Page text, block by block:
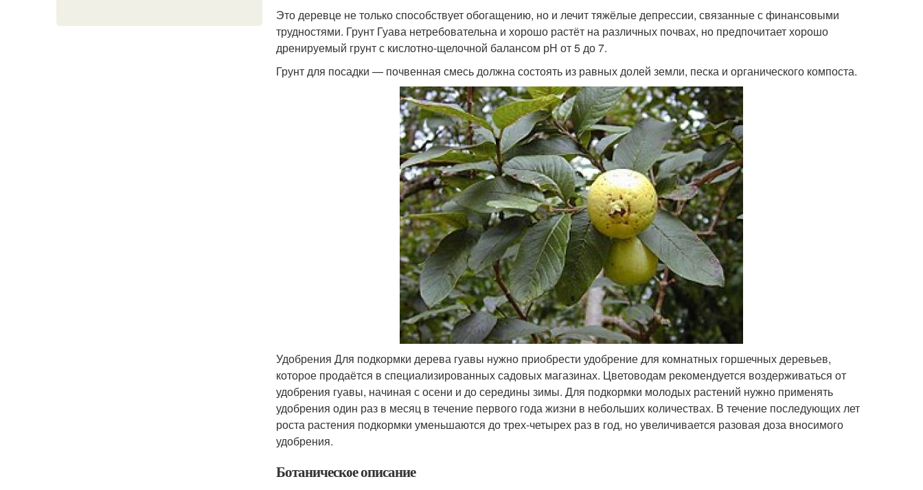
Это деревце не только способствует обогащению, но и лечит тяжёлые депрессии, связанные с финансовыми
трудностями. Грунт Гуава нетребовательна и хорошо растёт на различных почвах, но предпочитает хорошо
дренируемый грунт с кислотно-щелочной балансом рН от 5 до 7.
Грунт для посадки — почвенная смесь должна состоять из равных долей земли, песка и органического компоста.
Удобрения Для подкормки дерева гуавы нужно приобрести удобрение для комнатных горшечных деревьев,
которое продаётся в специализированных садовых магазинах. Цветоводам рекомендуется воздерживаться от
удобрения гуавы, начиная с осени и до середины зимы. Для подкормки молодых растений нужно применять
удобрения один раз в месяц в течение первого года жизни в небольших количествах. В течение последующих лет
роста растения подкормки уменьшаются до трех-четырех раз в год, но увеличивается разовая доза вносимого
удобрения.
Ботаническое описание